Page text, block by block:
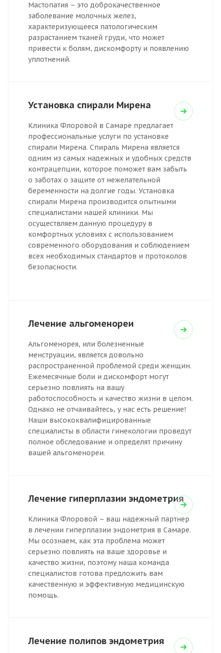
Мастопатия – это доброкачественное
заболевание молочных желез,
характеризующееся патологическим
разрастанием тканей груди, что может
привести к болям, дискомфорту и появлению
уплотнений.
Установка спирали Мирена
Клиника Флоровой в Самаре предлагает
профессиональные услуги по установке
спирали Мирена. Спираль Мирена является
одним из самых надежных и удобных средств
контрацепции, которое поможет вам забыть
о заботах о защите от нежелательной
беременности на долгие годы. Установка
спирали Мирена производится опытными
специалистами нашей клиники. Мы
осуществляем данную процедуру в
комфортных условиях с использованием
современного оборудования и соблюдением
всех необходимых стандартов и протоколов
безопасности.
Лечение альгоменореи
Альгоменорея, или болезненные
менструации, является довольно
распространенной проблемой среди женщин.
Ежемесячные боли и дискомфорт могут
серьезно повлиять на вашу
работоспособность и качество жизни в целом.
Однако не отчаивайтесь, у нас есть решение!
Наши высококвалифицированные
специалисты в области гинекологии проведут
полное обследование и определят причину
вашей альгоменореи.
Лечение гиперплазии эндометрия
Клиника Флоровой – ваш надежный партнер
в лечении гиперплазии эндометрия в Самаре.
Мы осознаем, как эта проблема может
серьезно повлиять на ваше здоровье и
качество жизни, поэтому наша команда
специалистов готова предложить вам
качественную и эффективную медицинскую
помощь.
Лечение полипов эндометрия